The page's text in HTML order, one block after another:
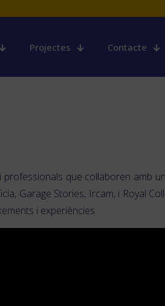
Projectes Contacte
que col·laboren amb
Garage Stories, Ircam, i Royal
i experiències.